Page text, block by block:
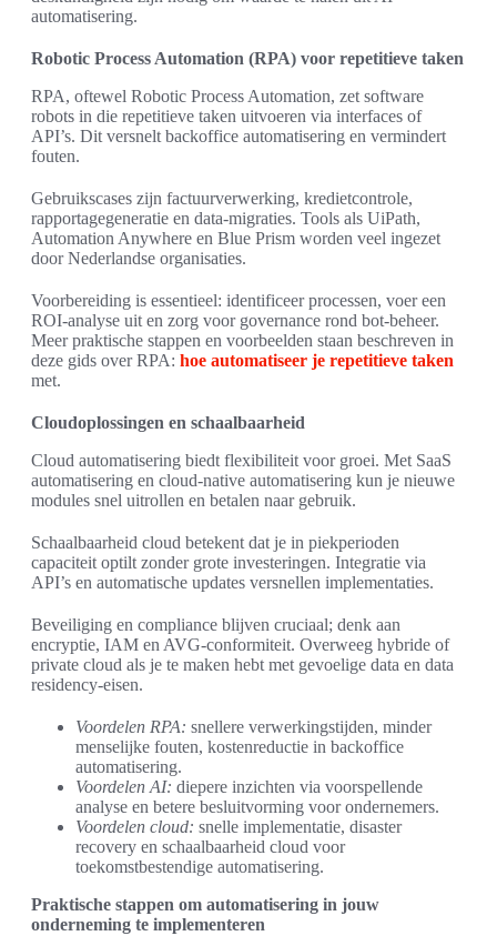
automatisering.
Robotic Process Automation (RPA) voor repetitieve taken
RPA, oftewel Robotic Process Automation, zet software
robots in die repetitieve taken uitvoeren via interfaces of
API’s. Dit versnelt backoffice automatisering en vermindert
fouten.
Gebruikscases zijn factuurverwerking, kredietcontrole,
rapportagegeneratie en data-migraties. Tools als UiPath,
Automation Anywhere en Blue Prism worden veel ingezet
door Nederlandse organisaties.
Voorbereiding is essentieel: identificeer processen, voer een
ROI-analyse uit en zorg voor governance rond bot-beheer.
Meer praktische stappen en voorbeelden staan beschreven in
deze gids over RPA: hoe automatiseer je repetitieve taken
met.
Cloudoplossingen en schaalbaarheid
Cloud automatisering biedt flexibiliteit voor groei. Met SaaS
automatisering en cloud-native automatisering kun je nieuwe
modules snel uitrollen en betalen naar gebruik.
Schaalbaarheid cloud betekent dat je in piekperioden
capaciteit optilt zonder grote investeringen. Integratie via
API’s en automatische updates versnellen implementaties.
Beveiliging en compliance blijven cruciaal; denk aan
encryptie, IAM en AVG-conformiteit. Overweeg hybride of
private cloud als je te maken hebt met gevoelige data en data
residency-eisen.
Voordelen RPA: snellere verwerkingstijden, minder
menselijke fouten, kostenreductie in backoffice
automatisering.
Voordelen AI: diepere inzichten via voorspellende
analyse en betere besluitvorming voor ondernemers.
Voordelen cloud: snelle implementatie, disaster
recovery en schaalbaarheid cloud voor
toekomstbestendige automatisering.
Praktische stappen om automatisering in jouw
onderneming te implementeren